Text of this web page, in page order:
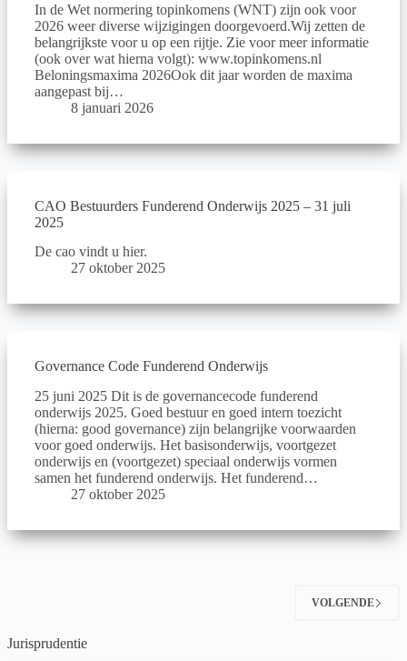
In de Wet normering topinkomens (WNT) zijn ook voor
2026 weer diverse wijzigingen doorgevoerd.Wij zetten de
belangrijkste voor u op een rijtje. Zie voor meer informatie
(ook over wat hierna volgt): www.topinkomens.nl
Beloningsmaxima 2026Ook dit jaar worden de maxima
aangepast bij…
8 januari 2026
CAO Bestuurders Funderend Onderwijs 2025 – 31 juli
2025
De cao vindt u hier.
27 oktober 2025
Governance Code Funderend Onderwijs
25 juni 2025 Dit is de governancecode funderend
onderwijs 2025. Goed bestuur en goed intern toezicht
(hierna: good governance) zijn belangrijke voorwaarden
voor goed onderwijs. Het basisonderwijs, voortgezet
onderwijs en (voortgezet) speciaal onderwijs vormen
samen het funderend onderwijs. Het funderend…
27 oktober 2025
VOLGENDE
Jurisprudentie